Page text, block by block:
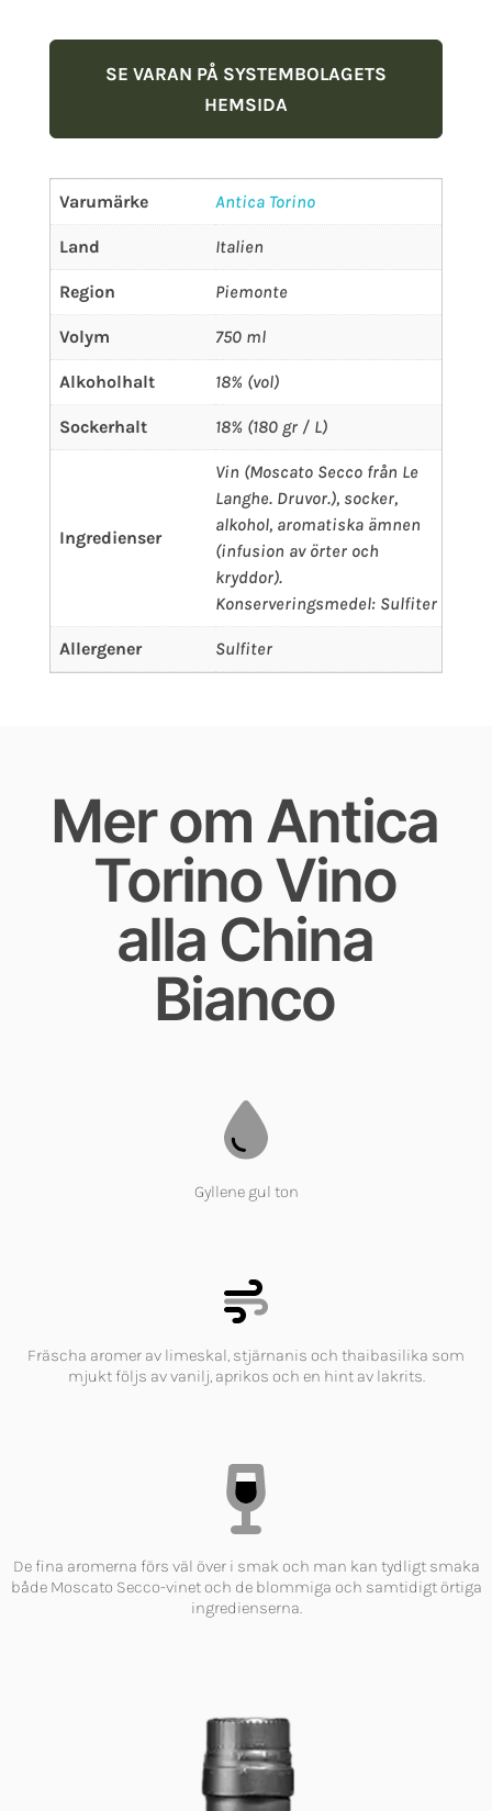
SE VARAN PÅ SYSTEMBOLAGETS
HEMSIDA
Varumärke Antica Torino
Land Italien
Region Piemonte
Volym 750 ml
Alkoholhalt 18% (vol)
Sockerhalt 18% (180 gr / L)
Ingredienser
Vin (Moscato Secco från Le
Langhe. Druvor.), socker,
alkohol, aromatiska ämnen
(infusion av örter och
kryddor).
Konserveringsmedel: Sulfiter
Allergener Sulfiter
Mer om Antica
Torino Vino
alla China
Bianco
Gyllene gul ton
Fräscha aromer av limeskal, stjärnanis och thaibasilika som
mjukt följs av vanilj, aprikos och en hint av lakrits.
De fina aromerna förs väl över i smak och man kan tydligt smaka
både Moscato Secco-vinet och de blommiga och samtidigt örtiga
ingredienserna.